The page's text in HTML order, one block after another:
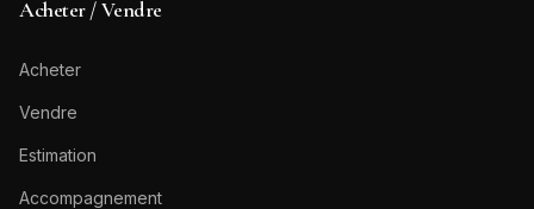
Acheter / Vendre
Acheter
Vendre
Estimation
Accompagnement